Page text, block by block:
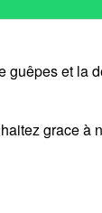
guêpes et la
grace à